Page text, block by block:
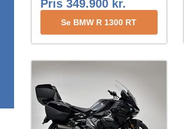
Pris 349.900 kr.
Se BMW R 1300 RT